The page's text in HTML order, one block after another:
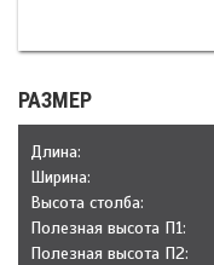
РАЗМЕР
Длина:
Ширина:
Высота столба:
Полезная высота П1:
Полезная высота П2: